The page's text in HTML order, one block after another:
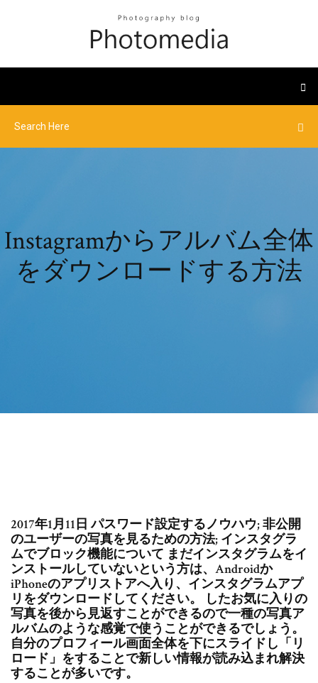
Instagramからアルバム全体
をダウンロードする方法
2017年1月11日 パスワード設定するノウハウ; 非公開
のユーザーの写真を見るための方法; インスタグラ
ムでブロック機能について まだインスタグラムをイ
ンストールしていないという方は、Androidか
iPhoneのアプリストアへ入り、インスタグラムアプ
リをダウンロードしてください。 したお気に入りの
写真を後から見返すことができるので一種の写真ア
ルバムのような感覚で使うことができるでしょう。
自分のプロフィール画面全体を下にスライドし「リ
ロード」をすることで新しい情報が読み込まれ解決
することが多いです。